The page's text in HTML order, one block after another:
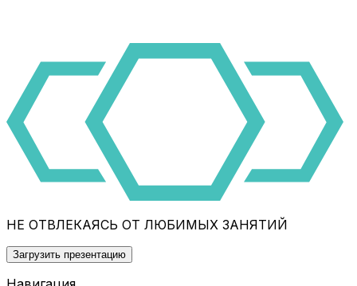
НЕ ОТВЛЕКАЯСЬ ОТ ЛЮБИМЫХ ЗАНЯТИЙ
Загрузить презентацию